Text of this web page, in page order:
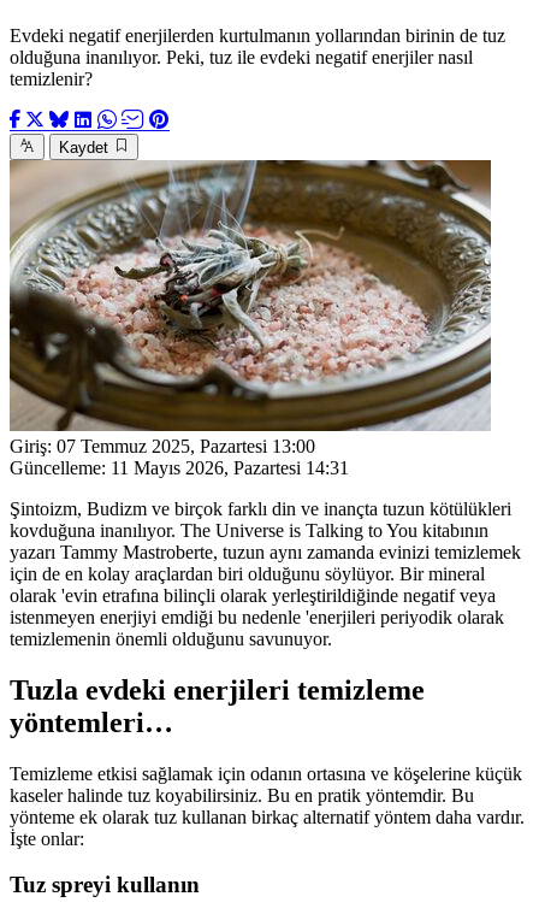
Evdeki negatif enerjilerden kurtulmanın yollarından birinin de tuz
olduğuna inanılıyor. Peki, tuz ile evdeki negatif enerjiler nasıl
temizlenir?
Kaydet
Giriş: 07 Temmuz 2025, Pazartesi 13:00
Güncelleme: 11 Mayıs 2026, Pazartesi 14:31
Şintoizm, Budizm ve birçok farklı din ve inançta tuzun kötülükleri
kovduğuna inanılıyor. The Universe is Talking to You kitabının
yazarı Tammy Mastroberte, tuzun aynı zamanda evinizi temizlemek
için de en kolay araçlardan biri olduğunu söylüyor. Bir mineral
olarak 'evin etrafına bilinçli olarak yerleştirildiğinde negatif veya
istenmeyen enerjiyi emdiği bu nedenle 'enerjileri periyodik olarak
temizlemenin önemli olduğunu savunuyor.
Tuzla evdeki enerjileri temizleme
yöntemleri…
Temizleme etkisi sağlamak için odanın ortasına ve köşelerine küçük
kaseler halinde tuz koyabilirsiniz. Bu en pratik yöntemdir. Bu
yönteme ek olarak tuz kullanan birkaç alternatif yöntem daha vardır.
İşte onlar:
Tuz spreyi kullanın